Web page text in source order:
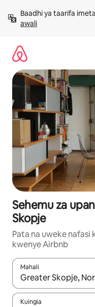
kwenda
kwenye
Baadhi ya taarifa
awali
Sehemu za
Skopje
Pata na uweke nafasi
kwenye Airbnb
Mahali
Wakati matokeo
Kuingia